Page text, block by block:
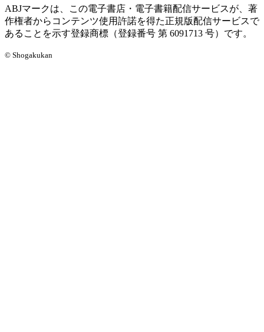
ABJマークは、この電子書店・電子書籍配信サービスが、著
作権者からコンテンツ使用許諾を得た正規版配信サービスで
あることを示す登録商標（登録番号 第 6091713 号）です。
© Shogakukan